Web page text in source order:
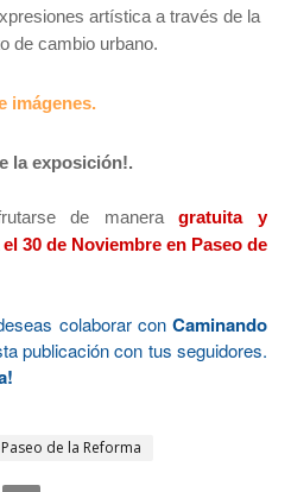
artística a través de la
de cambio urbano.
imágenes.
la exposición!.
de maneragratuita y
30 de Noviembre en Paseo de
colaborar con Caminando
publicación con tus seguidores.
Paseo de la Reforma